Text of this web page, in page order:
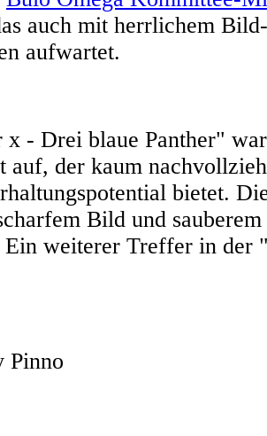
auch mit herrlichem
aufwartet.
x - Drei blaue Panther"
auf, der kaum
bietet.
Bild und
Ein weiterer Treffer in der
Pinno